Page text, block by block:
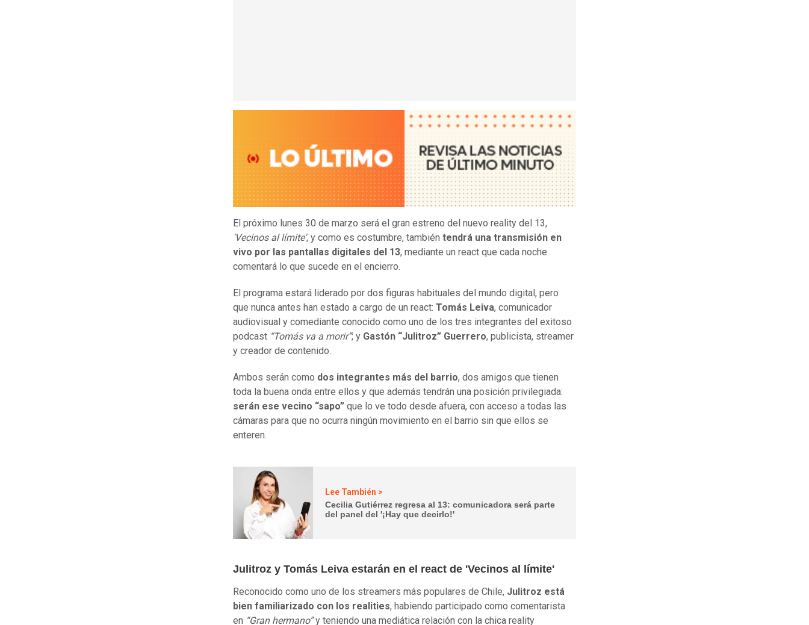
El próximo lunes 30 de marzo será el gran estreno del nuevo reality del 13,
'Vecinos al límite', y como es costumbre, también tendrá una transmisión en
vivo por las pantallas digitales del 13, mediante un react que cada noche
comentará lo que sucede en el encierro.
El programa estará liderado por dos figuras habituales del mundo digital, pero
que nunca antes han estado a cargo de un react: Tomás Leiva, comunicador
audiovisual y comediante conocido como uno de los tres integrantes del exitoso
podcast “Tomás va a morir”; y Gastón “Julitroz” Guerrero, publicista, streamer
y creador de contenido.
Ambos serán como dos integrantes más del barrio, dos amigos que tienen
toda la buena onda entre ellos y que además tendrán una posición privilegiada:
serán ese vecino “sapo” que lo ve todo desde afuera, con acceso a todas las
cámaras para que no ocurra ningún movimiento en el barrio sin que ellos se
enteren.
Lee También >
Cecilia Gutiérrez regresa al 13: comunicadora será parte
del panel del '¡Hay que decirlo!'
Julitroz y Tomás Leiva estarán en el react de 'Vecinos al límite'
Reconocido como uno de los streamers más populares de Chile, Julitroz está
bien familiarizado con los realities, habiendo participado como comentarista
en “Gran hermano”y teniendo una mediática relación con la chica reality